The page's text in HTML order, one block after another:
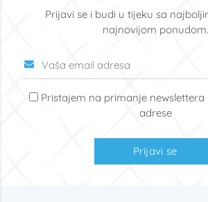
Prijavi se i budi u tijeku sa
najnovijom ponudom.
Pristajem na primanje newslettera
adrese
Prijavi se